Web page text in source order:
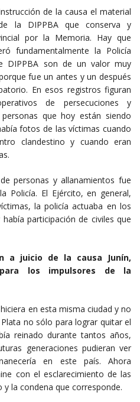
de la causa el material
la DIPPBA que conserva y
por la Memoria. Hay que
fundamentalmente la Policía
DIPPBA son de un valor muy
fue un antes y un después
En esos registros figuran
de persecuciones y
que hoy están siendo
fotos de las víctimas cuando
clandestino y cuando eran
personas y allanamientos fue
Policía. El Ejército, en general,
la policía actuaba en los
participación de civiles que
a juicio de la causa Junín,
los impulsores de la
en esta misma ciudad y no
no sólo para lograr quitar el
reinado durante tantos años,
generaciones pudieran ver
en este país. Ahora
con el esclarecimiento de las
y la condena que corresponde.